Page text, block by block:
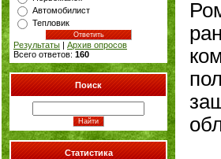
Автомобилист
Тепловик
Результаты | Архив опросов
Всего ответов: 160
Поиск
Статистика